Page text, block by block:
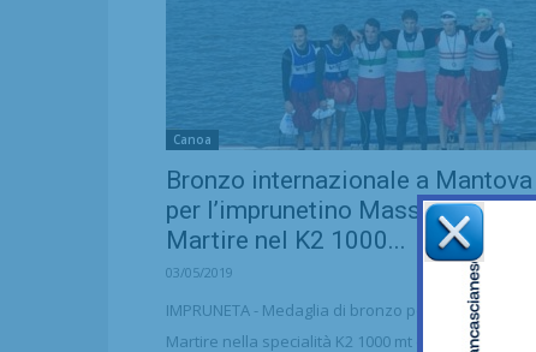
Canoa
Bronzo internazionale a Mantova
per l’imprunetino Massimiliano
Martire nel K2 1000...
03/05/2019
IMPRUNETA - Medaglia di bronzo per Massimiliano
Martire nella specialità K2 1000 mt con il suo